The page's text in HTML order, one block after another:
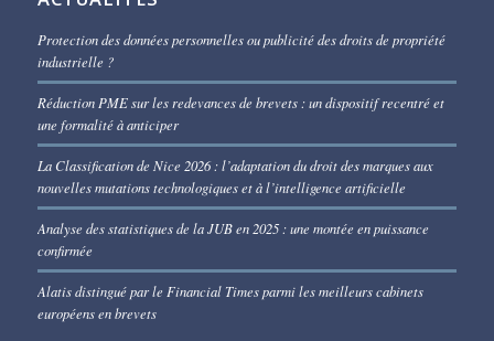
Protection des données personnelles ou publicité des droits de propriété
industrielle ?
Réduction PME sur les redevances de brevets : un dispositif recentré et
une formalité à anticiper
La Classification de Nice 2026 : l’adaptation du droit des marques aux
nouvelles mutations technologiques et à l’intelligence artificielle
Analyse des statistiques de la JUB en 2025 : une montée en puissance
confirmée
Alatis distingué par le Financial Times parmi les meilleurs cabinets
européens en brevets